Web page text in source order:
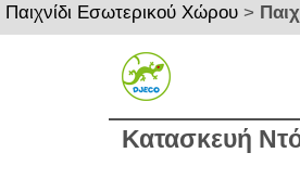
Παιχνίδι Εσωτερικού Χώρου >
Κατασκευή